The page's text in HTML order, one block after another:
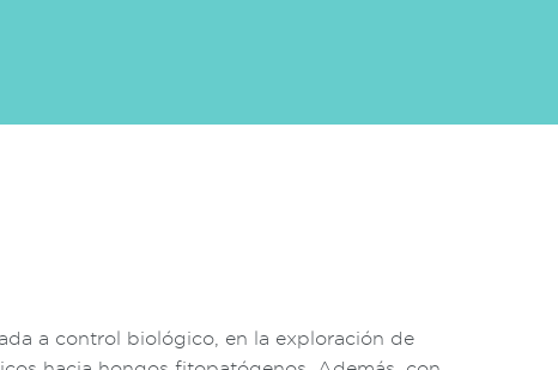
a control biológico, en la exploración de